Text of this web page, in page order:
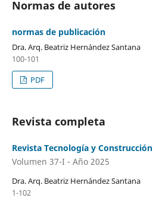
Normas de autores
normas de publicación
Dra. Arq. Beatriz Hernández Santana
100-101
PDF
Revista completa
Revista Tecnología y Construcción
Volumen 37-I - Año 2025
Dra. Arq. Beatriz Hernández Santana
1-102